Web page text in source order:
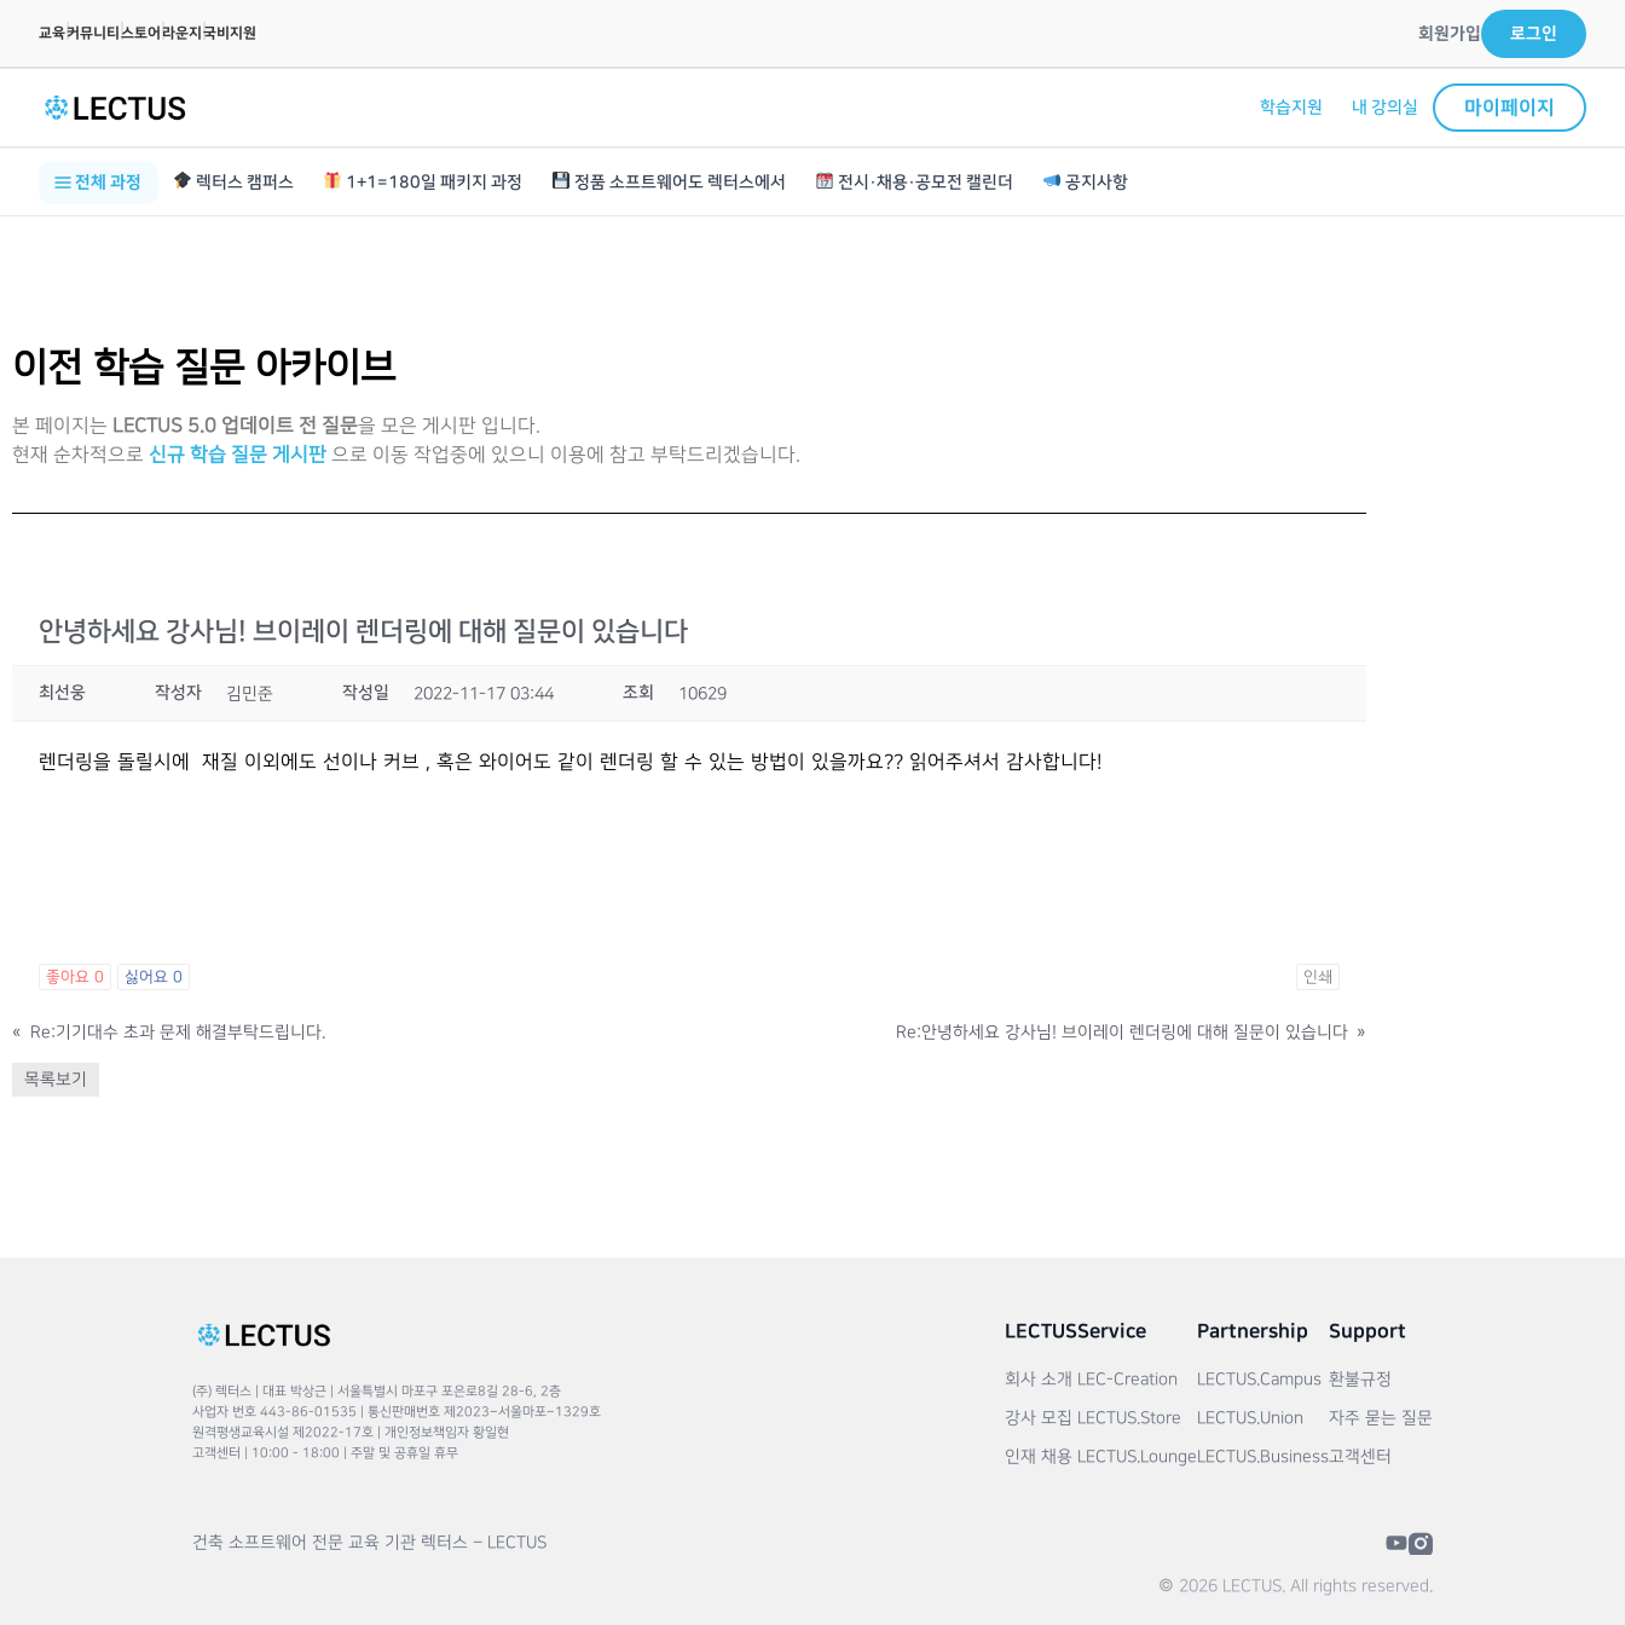
교육|커뮤니티 |스토어 |라운지 |국비지원 회원가입 로그인
학습지원 내 강의실 마이페이지
전체 과정 렉터스 캠퍼스 1+1=180일 패키지 과정 정품 소프트웨어도 렉터스에서 전시·채용·공모전 캘린더 공지사항
이전 학습 질문 아카이브
본 페이지는 LECTUS 5.0 업데이트 전 질문을 모은 게시판 입니다.
현재 순차적으로 신규 학습 질문 게시판 으로 이동 작업중에 있으니 이용에 참고 부탁드리겠습니다.
안녕하세요 강사님! 브이레이 렌더링에 대해 질문이 있습니다
최선웅 작성자 김민준 작성일 2022-11-17 03:44 조회 10629
렌더링을 돌릴시에 재질 이외에도 선이나 커브 , 혹은 와이어도 같이 렌더링 할 수 있는 방법이 있을까요?? 읽어주셔서 감사합니다!
좋아요 0 싫어요 0 인쇄
« Re:기기대수 초과 문제 해결부탁드립니다. Re:안녕하세요 강사님! 브이레이 렌더링에 대해 질문이 있습니다 »
목록보기
(주) 렉터스 | 대표 박상근 | 서울특별시 마포구 포은로8길 28-6, 2층
사업자 번호 443-86-01535 | 통신판매번호 제2023–서울마포–1329호
원격평생교육시설 제2022-17호 | 개인정보책임자 황일현
고객센터 | 10:00 - 18:00 | 주말 및 공휴일 휴무
LECTUS
회사 소개
강사 모집
인재 채용
Service
LEC-Creation
LECTUS.Store
LECTUS.Lounge
Partnership
LECTUS.Campus
LECTUS.Union
LECTUS.Business
Support
환불규정
자주 묻는 질문
고객센터
건축 소프트웨어 전문 교육 기관 렉터스 – LECTUS
© 2026 LECTUS. All rights reserved.